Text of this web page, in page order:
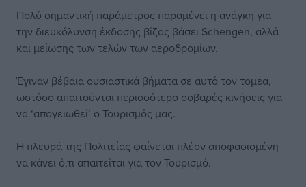
Πολύ σημαντική παράμετρος παραμένει η ανάγκη για
την διευκόλυνση έκδοσης βίζας βάσει Schengen, αλλά
και μείωσης των τελών των αεροδρομίων.
Έγιναν βέβαια ουσιαστικά βήματα σε αυτό τον τομέα,
ωστόσο απαιτούνται περισσότερο σοβαρές κινήσεις για
να ‘απογειωθεί’ ο Τουρισμός μας.
Η πλευρά της Πολιτείας φαίνεται πλέον αποφασισμένη
να κάνει ό,τι απαιτείται για τον Τουρισμό.